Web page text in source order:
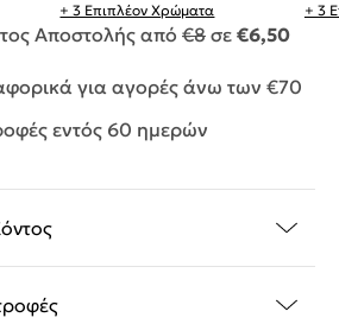
+ 3 Επιπλέον Χρώματα
+ 3
Αποστολής από €8 σε €6,50
για αγορές άνω των €70
εντός 60 ημερών